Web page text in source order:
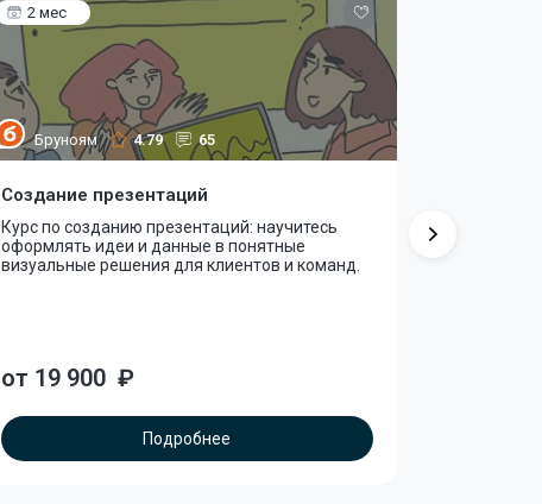
2 мес
Бруноям 4.79 65
Создание презентаций
Курс по созданию презентаций: научитесь
оформлять идеи и данные в понятные
визуальные решения для клиентов и команд.
от 19 900 ₽
Подробнее